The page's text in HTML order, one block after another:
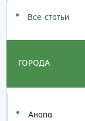
Все статьи
ГОРОДА
Анапа